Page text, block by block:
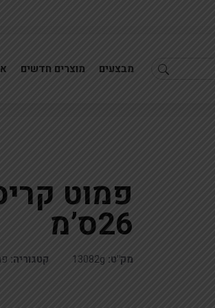
מבצעים מוצרים חדשים
26ס’מ
26.7מלחיה קריסטל פתוחה
מק"ט: 13082g קטגוריה: